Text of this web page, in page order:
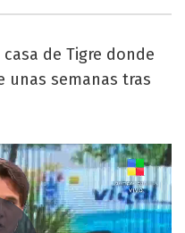
de Tigre donde
unas semanas tras